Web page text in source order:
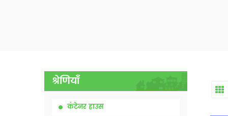
श्रेणियाँ
कंटेनर हाउस